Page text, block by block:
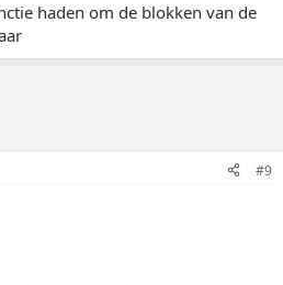
haden om de blokken van de
#9